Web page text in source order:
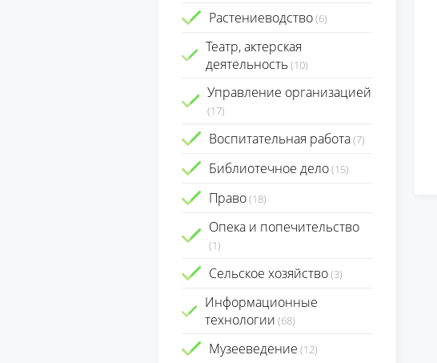
Растениеводство(6)
Театр, актерская
деятельность(10)
Управление организацией
(17)
Воспитательная работа(7)
Библиотечное дело(15)
Право(18)
Опека и попечительство
(1)
Сельское хозяйство(3)
Информационные
технологии (68)
Музееведение (12)